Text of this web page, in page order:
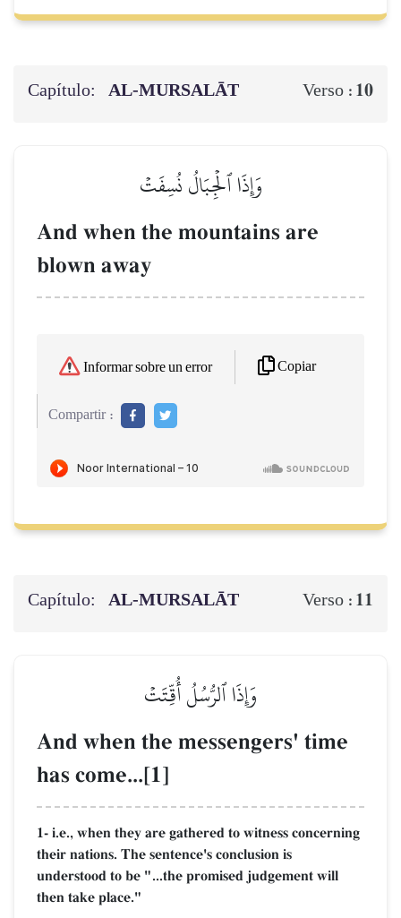
Capítulo: AL‑MURSALĀT Verso : 10
وَإِذَا ٱلۡجِبَالُ نُسِفَتۡ
And when the mountains are
blown away
Informar sobre un error Copiar
Compartir :
Capítulo: AL‑MURSALĀT Verso : 11
وَإِذَا ٱلرُّسُلُ أُقِّتَتۡ
And when the messengers' time
has come...[1]
1- i.e., when they are gathered to witness concerning
their nations. The sentence's conclusion is
understood to be "...the promised judgement will
then take place."